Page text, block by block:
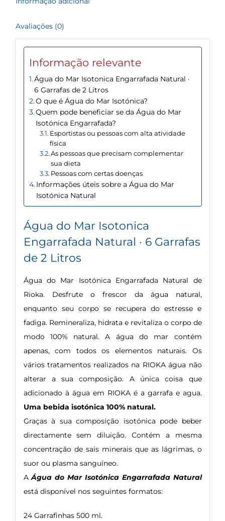
Litros
Avaliações (0)
Informação relevante
Água do Mar Isotonica Engarrafada Natural ·
6 Garrafas de 2 Litros
O que é Água do Mar Isotónica?
Quem pode beneficiar se da Água do Mar
Isotónica Engarrafada?
Esportistas ou pessoas com alta atividade
física
As pessoas que precisam complementar
sua dieta
Pessoas com certas doenças
Informações úteis sobre a Água do Mar
Isotónica Natural
Água do Mar Isotonica
Engarrafada Natural · 6 Garrafas
de 2 Litros
Água do Mar Isotónica Engarrafada Natural de
Rioka. Desfrute o frescor da água natural,
enquanto seu corpo se recupera do estresse e
fadiga. Remineraliza, hidrata e revitaliza o corpo de
modo 100% natural. A água do mar contém
apenas, com todos os elementos naturais. Os
vários tratamentos realizados na RIOKA água não
alterar a sua composição. A única coisa que
adicionado à água em RIOKA é a garrafa e agua.
Uma bebida isotónica 100% natural.
Graças à sua composição isotónica pode beber
directamente sem diluição. Contém a mesma
concentração de sais minerais que as lágrimas, o
suor ou plasma sanguíneo.
AÁgua do Mar Isotónica Engarrafada Natural
está disponível nos seguintes formatos:
24 Garrafinhas 500 ml.